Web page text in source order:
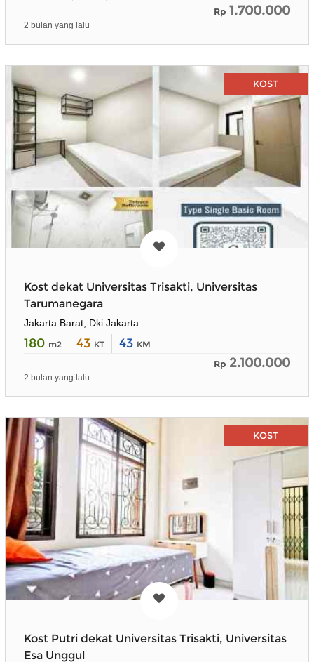
Rp 1.700.000
2 bulan yang lalu
KOST
Kost dekat Universitas Trisakti, Universitas
Tarumanegara
Jakarta Barat, Dki Jakarta
180 m2 43 KT 43 KM
Rp 2.100.000
2 bulan yang lalu
KOST
Kost Putri dekat Universitas Trisakti, Universitas
Esa Unggul